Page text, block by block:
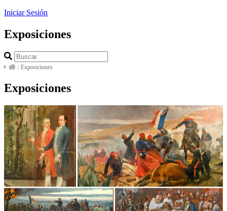
Iniciar Sesión
Exposiciones
/ Exposiciones
Exposiciones